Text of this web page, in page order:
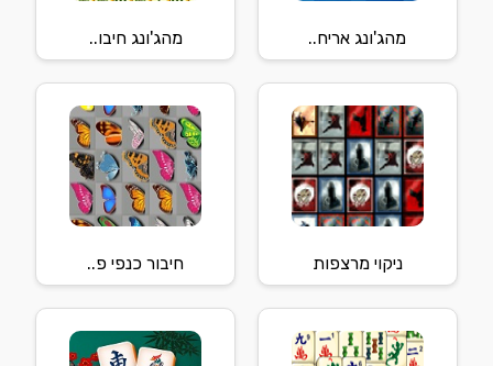
מהג'ונג אריח.. מהג'ונג חיבו..
ניקוי מרצפות חיבור כנפי פ..